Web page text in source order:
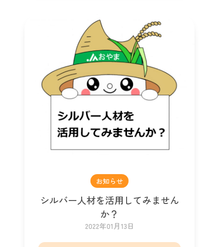
お知らせ
シルバー人材を活用してみません
か？
2022年01月13日